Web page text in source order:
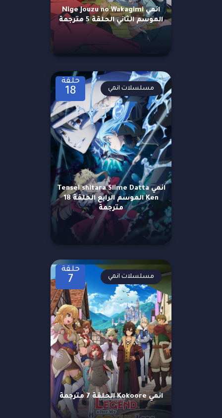
انمي Nige Jouzu no Wakagimi
الموسم الثاني الحلقة 5 مترجمة
حلقة
18
انمي Tensei shitara Slime Datta
Ken الموسم الرابع الحلقة 18
مترجمة
مسلسلات انمي
حلقة
7
انمي Kokoore الحلقة 7 مترجمة
مسلسلات انمي